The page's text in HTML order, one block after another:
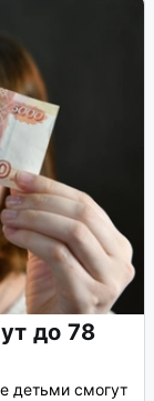
до 78
детьми смогут